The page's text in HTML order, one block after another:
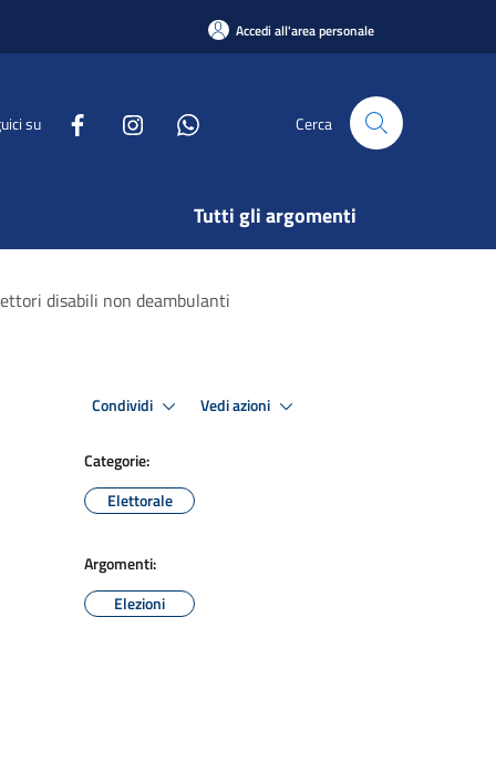
Accedi all'area personale
su Cerca
Tutti gli argomenti
disabili non deambulanti
Condividi Vedi azioni
Categorie:
Elettorale
Argomenti:
Elezioni